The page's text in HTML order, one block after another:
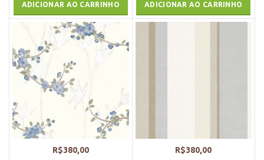
ADICIONAR AO CARRINHO ADICIONAR AO CARRINHO
R$380,00 R$380,00